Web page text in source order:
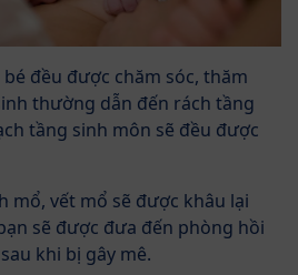
bé đều được chăm sóc, thăm
thường dẫn đến rách tầng
tầng sinh môn sẽ đều được
mổ, vết mổ sẽ được khâu lại
sẽ được đưa đến phòng hồi
khi bị gây mê.